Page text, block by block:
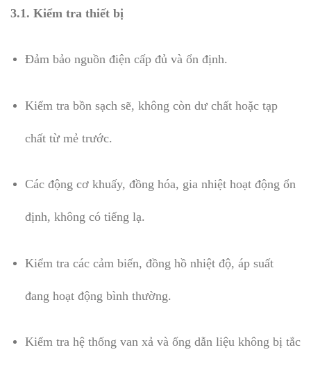
3.1. Kiểm tra thiết bị
Đảm bảo nguồn điện cấp đủ và ổn định.
Kiểm tra bồn sạch sẽ, không còn dư chất hoặc tạp
chất từ mẻ trước.
Các động cơ khuấy, đồng hóa, gia nhiệt hoạt động ổn
định, không có tiếng lạ.
Kiểm tra các cảm biến, đồng hồ nhiệt độ, áp suất
đang hoạt động bình thường.
Kiểm tra hệ thống van xả và ống dẫn liệu không bị tắc